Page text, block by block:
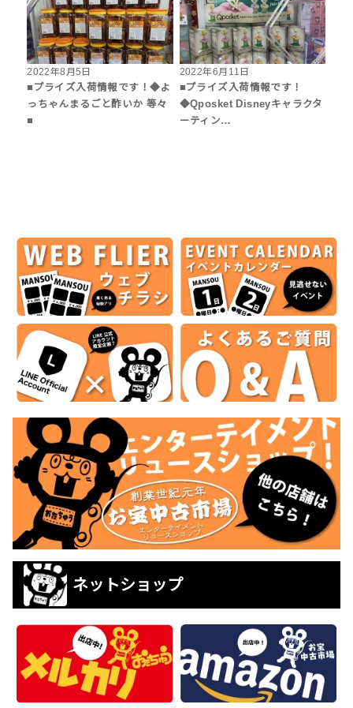
2022年8月5日
■プライズ入荷情報です！◆よ
っちゃんまるごと酢いか 等々
■
2022年6月11日
■プライズ入荷情報です！
◆Qposket Disneyキャラクタ
ーティン…
ネットショップ